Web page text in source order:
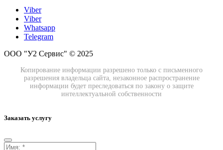
Viber
Viber
Whatsapp
Telegram
ООО "У2 Сервис" © 2025
Копирование информации разрешено только с письменного
разрешения владельца сайта, незаконное распространение
информации будет преследоваться по закону о защите
интеллектуальной собственности
Заказать услугу